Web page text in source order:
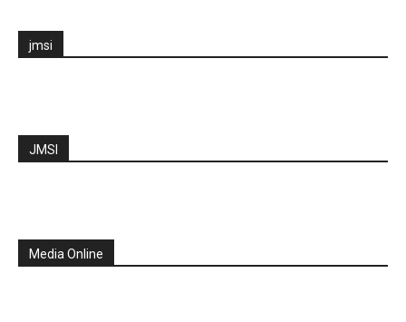
jmsi
JMSI
Media Online